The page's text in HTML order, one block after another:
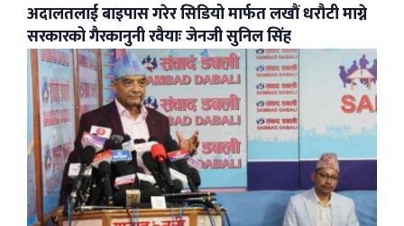
अदालतलाई बाइपास गरेर सिडियो मार्फत लखौं धरौटी माग्ने
सरकारको गैरकानुनी रवैयाः जेनजी सुनिल सिंह